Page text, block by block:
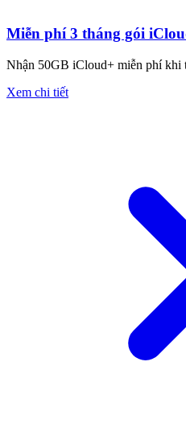
Miễn phí 3 tháng gói
Nhận 50GB iCloud+ miễn phí khi
Xem chi tiết